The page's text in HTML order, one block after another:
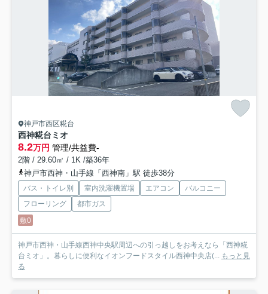
神戸市西区糀台
西神糀台ミオ
8.2万円 管理/共益費-
2階 / 29.60㎡ / 1K /築36年
神戸市西神・山手線「西神南」駅 徒歩38分
バス・トイレ別 室内洗濯機置場 エアコン
バルコニー
フローリング
都市ガス
敷0
神戸市西神・山手線西神中央駅周辺への引っ越しをお考えなら「西神糀
台ミオ」。暮らしに便利なイオンフードスタイル西神中央店(... もっと見
る